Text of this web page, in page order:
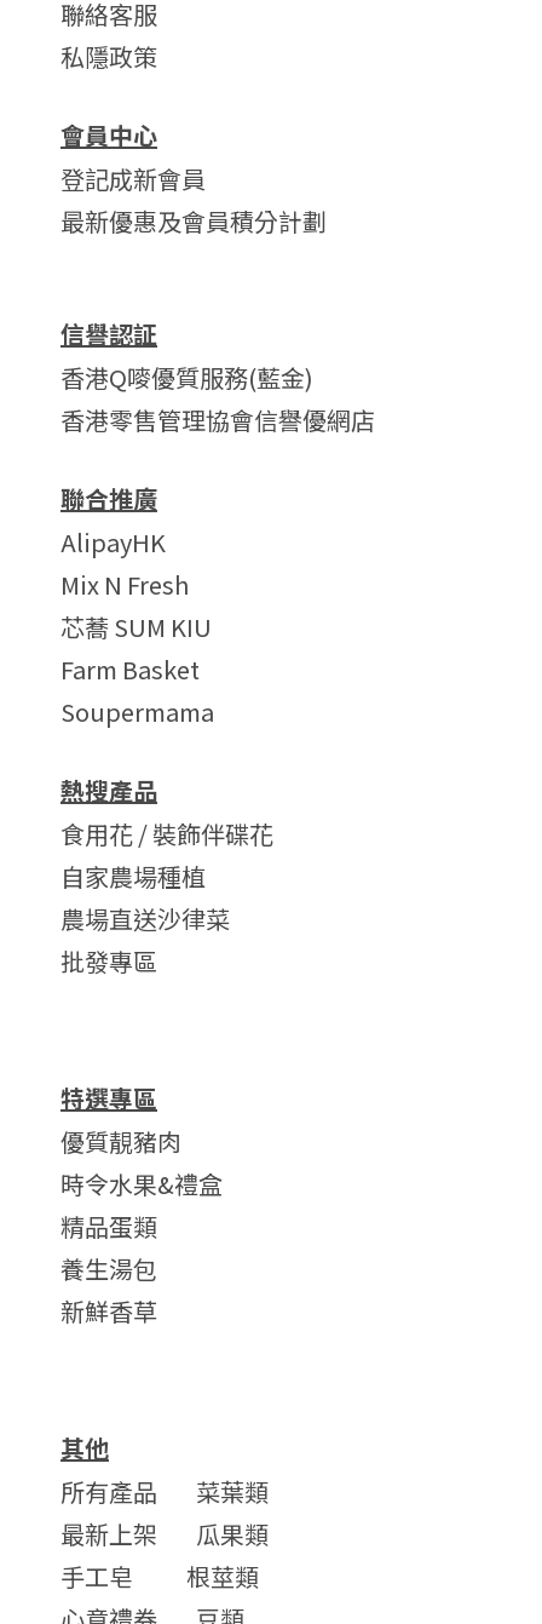
聯絡客服
私隱政策
會員中心
登記成新會員
最新優惠及會員積分計劃
信譽認証
香港Q嘜優質服務(藍金)
香港零售管理協會信譽優網店
聯合推廣
AlipayHK
Mix N Fresh
芯蕎 SUM KIU
Farm Basket
Soupermama
熱搜產品
食用花 / 裝飾伴碟花
自家農場種植
農場直送沙律菜
批發專區
特選專區
優質靚豬肉
時令水果&禮盒
精品蛋類
養生湯包
新鮮香草
其他
所有產品
菜葉類
最新上架
瓜果類
手工皂
根莖類